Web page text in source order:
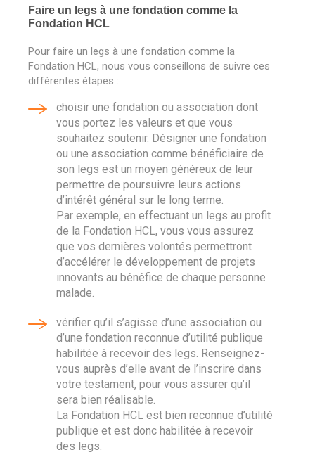
Faire un legs à une fondation comme la
Fondation HCL
Pour faire un legs à une fondation comme la
Fondation HCL, nous vous conseillons de suivre ces
différentes étapes :
choisir une fondation ou association dont
vous portez les valeurs et que vous
souhaitez soutenir. Désigner une fondation
ou une association comme bénéficiaire de
son legs est un moyen généreux de leur
permettre de poursuivre leurs actions
d’intérêt général sur le long terme.
Par exemple, en effectuant un legs au profit
de la Fondation HCL, vous vous assurez
que vos dernières volontés permettront
d’accélérer le développement de projets
innovants au bénéfice de chaque personne
malade.
vérifier qu’il s’agisse d’une association ou
d’une fondation reconnue d’utilité publique
habilitée à recevoir des legs. Renseignez-
vous auprès d’elle avant de l’inscrire dans
votre testament, pour vous assurer qu’il
sera bien réalisable.
La Fondation HCL est bien reconnue d’utilité
publique et est donc habilitée à recevoir
des legs.